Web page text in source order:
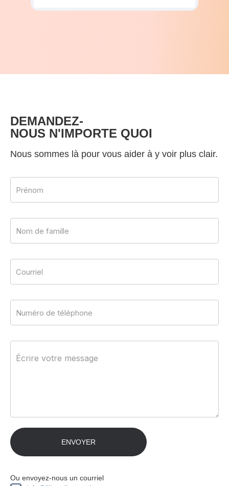
DEMANDEZ-
NOUS N'IMPORTE QUOI
Nous sommes là pour vous aider à y voir plus clair.
Ou envoyez-nous un courriel